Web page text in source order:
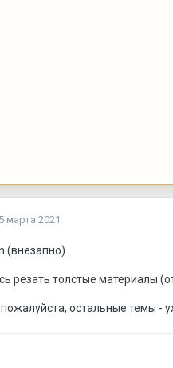
марта 2021
(внезапно).
резать толстые материалы
остальные темы -